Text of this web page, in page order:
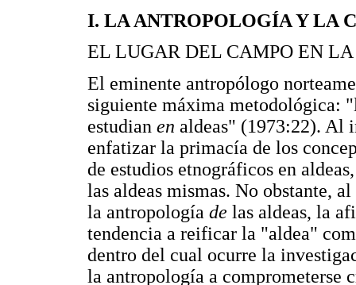
I. LA ANTROPOLOGÍA Y LA
EL LUGAR DEL CAMPO EN
El eminente antropólogo
siguiente máxima metodológica:
estudian en aldeas" (1973:22). Al
enfatizar la primacía de los
de estudios etnográficos en
las aldeas mismas. No obstante,
la antropología de las aldeas, la
tendencia a reificar la "aldea"
dentro del cual ocurre la
la antropología a comprometerse